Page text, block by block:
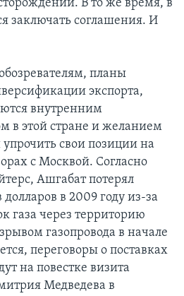
В то же время, в
заключать соглашения. И
планы
экспорта,
внутренним
в этой стране и желанием
свои позиции на
с Москвой. Согласно
Ашгабат потерял
в 2009 году из-за
газа через территорию
газопровода в начале
переговоры о поставках
на повестке визита
Медведева в